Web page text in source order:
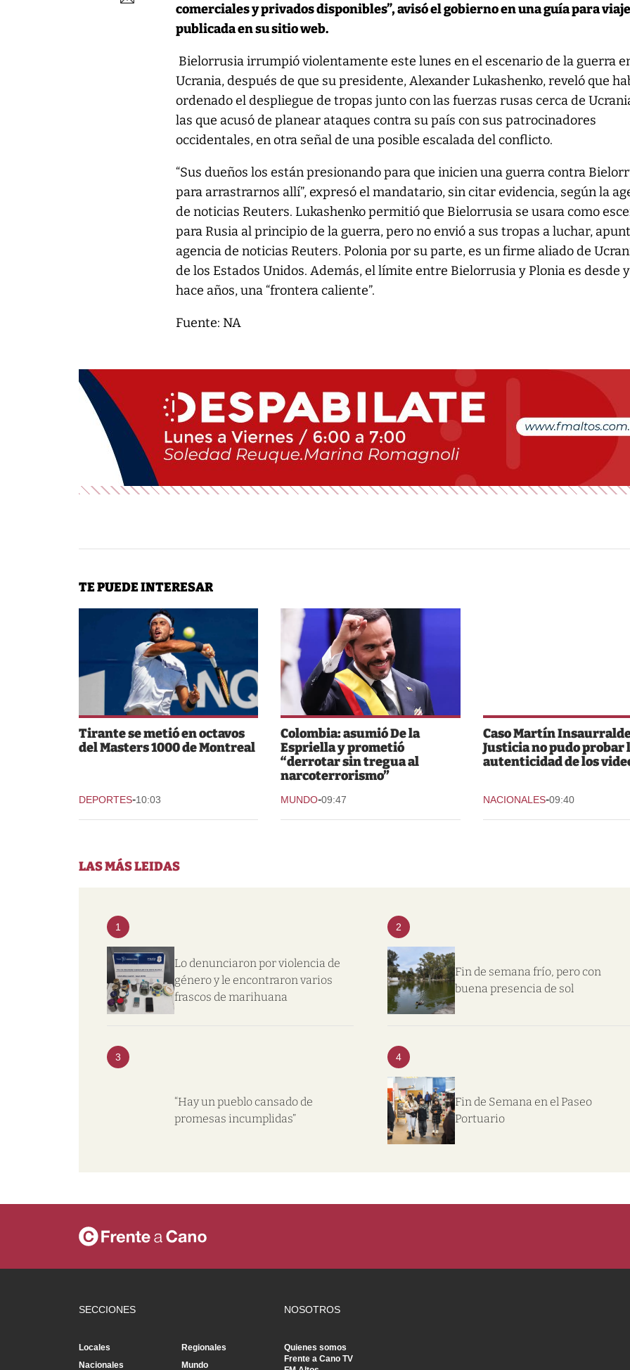
comerciales y privados disponibles”, avisó el gobierno en una guía para
publicada en su sitio web.
Bielorrusia irrumpió violentamente este lunes en el escenario de la guerra
Ucrania, después de que su presidente, Alexander Lukashenko, reveló que
ordenado el despliegue de tropas junto con las fuerzas rusas cerca de
las que acusó de planear ataques contra su país con sus patrocinadores
occidentales, en otra señal de una posible escalada del conflicto.
“Sus dueños los están presionando para que inicien una guerra contra
para arrastrarnos allí”, expresó el mandatario, sin citar evidencia, según la
de noticias Reuters. Lukashenko permitió que Bielorrusia se usara como
para Rusia al principio de la guerra, pero no envió a sus tropas a luchar,
agencia de noticias Reuters. Polonia por su parte, es un firme aliado de
de los Estados Unidos. Además, el límite entre Bielorrusia y Plonia es desde
hace años, una “frontera caliente”.
Fuente: NA
TE PUEDE INTERESAR
Tirante se metió en octavos
del Masters 1000 de Montreal
DEPORTES-10:03
Colombia: asumió De la
Espriella y prometió
“derrotar sin tregua al
narcoterrorismo”
MUNDO-09:47
Caso Martín
Justicia no pudo probar
autenticidad de los
NACIONALES-09:40
LAS MÁS LEIDAS
1
Lo denunciaron por violencia de
género y le encontraron varios
frascos de marihuana
2
Fin de semana frío, pero con
buena presencia de sol
3
“Hay un pueblo cansado de
promesas incumplidas”
4
Fin de Semana en el Paseo
Portuario
SECCIONES
Locales
Regionales
Nacionales
Mundo
NOSOTROS
Quienes somos
Frente a Cano TV